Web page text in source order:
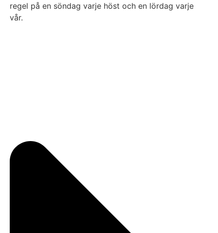
regel på en söndag varje höst och en lördag varje
vår.